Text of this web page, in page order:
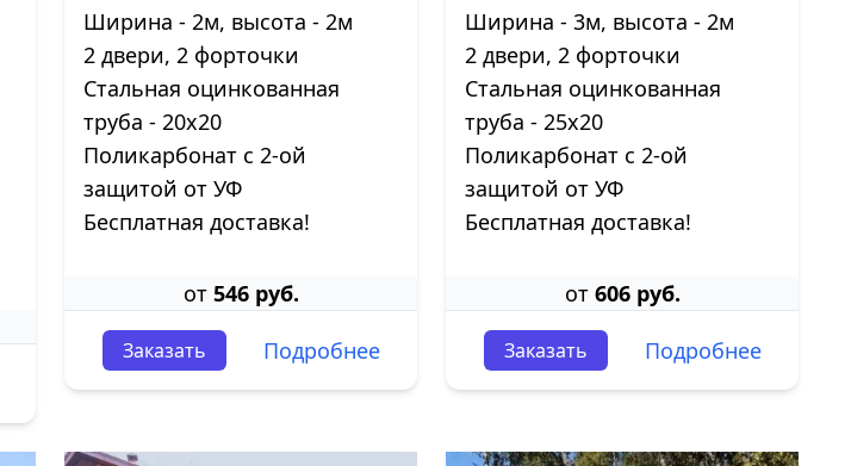
Ширина - 2м, высота - 2м
2 двери, 2 форточки
Стальная оцинкованная
труба - 20х20
Поликарбонат с 2-ой
защитой от УФ
Бесплатная доставка!
от 546 руб.
Заказать Подробнее
Ширина - 3м, высота - 2м
2 двери, 2 форточки
Стальная оцинкованная
труба - 25х20
Поликарбонат с 2-ой
защитой от УФ
Бесплатная доставка!
от 606 руб.
Заказать Подробнее